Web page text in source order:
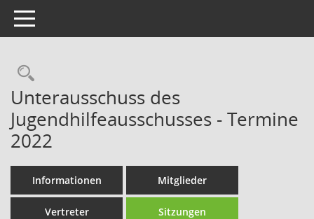
Toggle navigation
Rechercheauswahl
Unterausschuss des
Jugendhilfeausschusses - Termine
2022
Informationen Mitglieder
Vertreter Sitzungen